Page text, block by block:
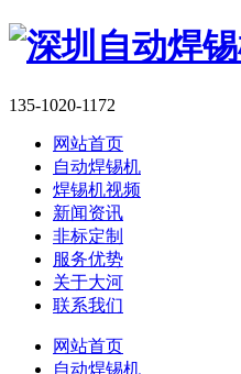
135-1020-1172
网站首页
自动焊锡机
焊锡机视频
新闻资讯
非标定制
服务优势
关于大河
联系我们
网站首页
自动焊锡机